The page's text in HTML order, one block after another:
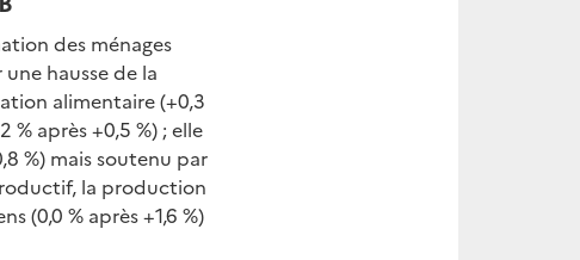
des ménages
hausse de la
alimentaire (+0,3
après +0,5 %) ; elle
%) mais soutenu par
la production
(0,0 % après +1,6 %)